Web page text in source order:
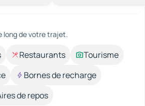
long de votre trajet.
Restaurants
Tourisme
Bornes de recharge
de repos